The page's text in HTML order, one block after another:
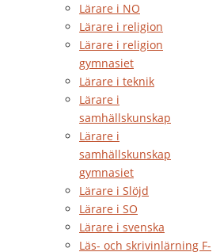
Lärare i NO
Lärare i religion
Lärare i religion
gymnasiet
Lärare i teknik
Lärare i
samhällskunskap
Lärare i
samhällskunskap
gymnasiet
Lärare i Slöjd
Lärare i SO
Lärare i svenska
Läs- och skrivinlärning F-